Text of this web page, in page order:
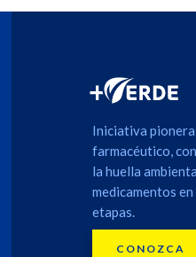
Iniciativa
farmacéutico,
la huella
medicamentos
etapas.
CONOZCA